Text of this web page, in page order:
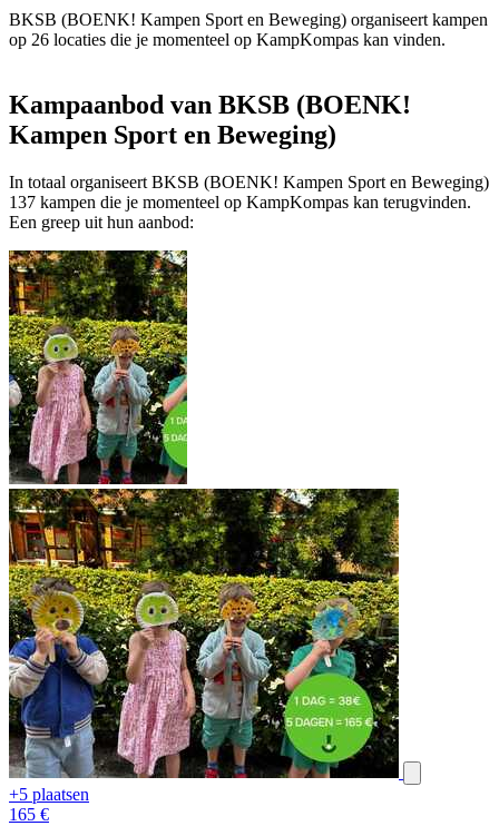
BKSB (BOENK! Kampen Sport en Beweging) organiseert kampen
op 26 locaties die je momenteel op KampKompas kan vinden.
Kampaanbod van BKSB (BOENK!
Kampen Sport en Beweging)
In totaal organiseert BKSB (BOENK! Kampen Sport en Beweging)
137 kampen die je momenteel op KampKompas kan terugvinden.
Een greep uit hun aanbod:
+5 plaatsen
165 €